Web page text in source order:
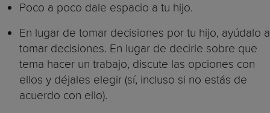
Poco a poco dale espacio a tu hijo.
En lugar de tomar decisiones por tu hijo, ayúdalo a
tomar decisiones. En lugar de decirle sobre que
tema hacer un trabajo, discute las opciones con
ellos y déjales elegir (sí, incluso si no estás de
acuerdo con ello).